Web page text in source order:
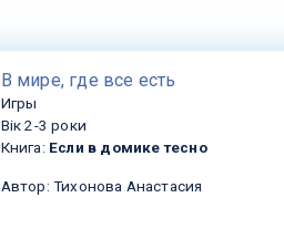
​В мире, где все есть
Игры
Вік 2-3 роки
Книга: Если в домике тесно
Автор: Тихонова Анастасия